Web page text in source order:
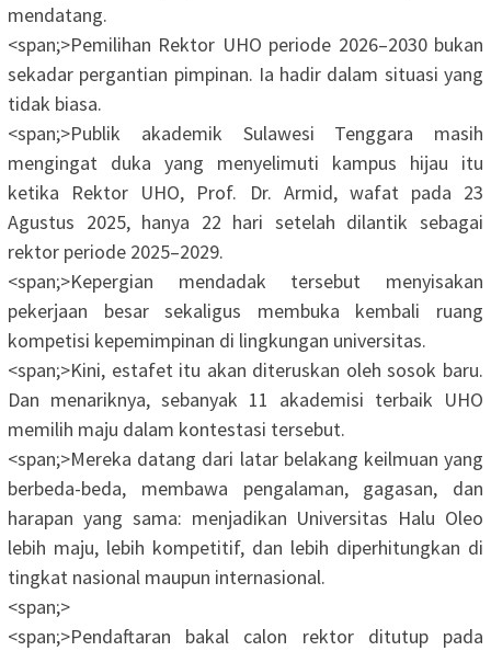
mendatang.
<span;>‎Pemilihan Rektor UHO periode 2026–2030 bukan
sekadar pergantian pimpinan. Ia hadir dalam situasi yang
tidak biasa.
<span;>‎Publik akademik Sulawesi Tenggara masih
mengingat duka yang menyelimuti kampus hijau itu
ketika Rektor UHO, Prof. Dr. Armid, wafat pada 23
Agustus 2025, hanya 22 hari setelah dilantik sebagai
rektor periode 2025–2029.
<span;>‎Kepergian mendadak tersebut menyisakan
pekerjaan besar sekaligus membuka kembali ruang
kompetisi kepemimpinan di lingkungan universitas.
<span;>‎Kini, estafet itu akan diteruskan oleh sosok baru.
Dan menariknya, sebanyak 11 akademisi terbaik UHO
memilih maju dalam kontestasi tersebut.
<span;>‎Mereka datang dari latar belakang keilmuan yang
berbeda-beda, membawa pengalaman, gagasan, dan
harapan yang sama: menjadikan Universitas Halu Oleo
lebih maju, lebih kompetitif, dan lebih diperhitungkan di
tingkat nasional maupun internasional.
<span;>‎
<span;>‎Pendaftaran bakal calon rektor ditutup pada